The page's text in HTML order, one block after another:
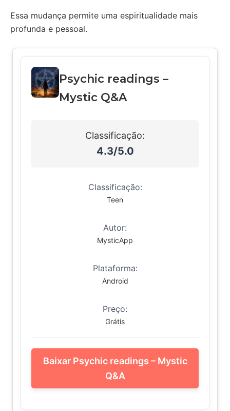
Essa mudança permite uma espiritualidade mais
profunda e pessoal.
Psychic readings –
Mystic Q&A
Classificação:
4.3/5.0
Classificação:
Teen
Autor:
MysticApp
Plataforma:
Android
Preço:
Grátis
Baixar Psychic readings – Mystic
Q&A